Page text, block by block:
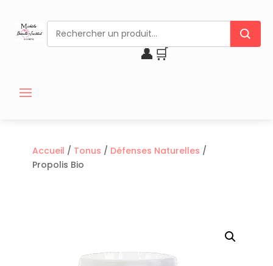
👤 🛒
Accueil / Tonus / Défenses Naturelles /
Propolis Bio